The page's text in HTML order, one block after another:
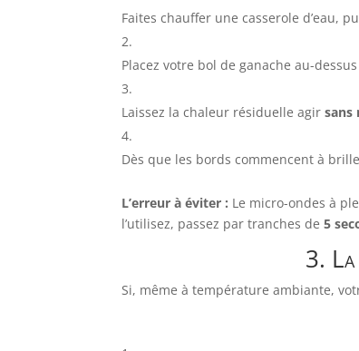
Faites chauffer une casserole d’eau,
Placez votre bol de ganache au-
Laissez la chaleur résiduelle agirsans
Dès que les bords commencent à
L’erreur à éviter : Le micro-ondes à
l’utilisez, passez par tranches de5
3.
Si, même à température ambiante,